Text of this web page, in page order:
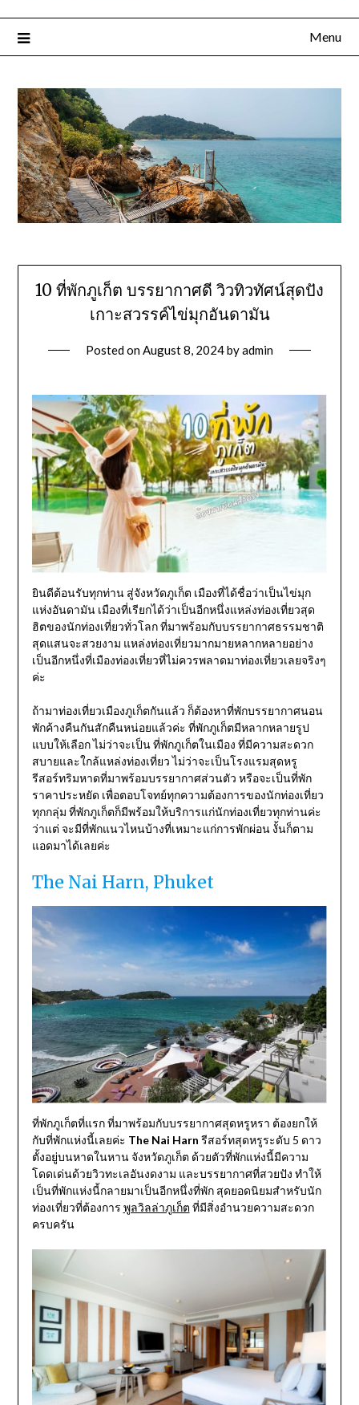
Menu
10 ที่พักภูเก็ต บรรยากาศดี วิวทิวทัศน์สุดปัง
เกาะสวรรค์ไข่มุกอันดามัน
Posted onAugust 8, 2024byadmin
ยินดีต้อนรับทุกท่าน สู่จังหวัดภูเก็ต เมืองที่ได้ชื่อว่าเป็นไข่มุก
แห่งอันดามัน เมืองที่เรียกได้ว่าเป็นอีกหนึ่งแหล่งท่องเที่ยวสุด
ฮิตของนักท่องเที่ยวทั่วโลก ที่มาพร้อมกับบรรยากาศธรรมชาติ
สุดแสนจะสวยงาม แหล่งท่องเที่ยวมากมายหลากหลายอย่าง
เป็นอีกหนึ่งที่เมืองท่องเที่ยวที่ไม่ควรพลาดมาท่องเที่ยวเลยจริงๆ
ค่ะ
ถ้ามาท่องเที่ยวเมืองภูเก็ตกันแล้ว ก็ต้องหาที่พักบรรยากาศนอน
พักค้างคืนกันสักคืนหน่อยแล้วค่ะ ที่พักภูเก็ตมีหลากหลายรูป
แบบให้เลือก ไม่ว่าจะเป็น ที่พักภูเก็ตในเมือง ที่มีความสะดวก
สบายและใกล้แหล่งท่องเที่ยว ไม่ว่าจะเป็นโรงแรมสุดหรู
รีสอร์ทริมหาดที่มาพร้อมบรรยากาศส่วนตัว หรือจะเป็นที่พัก
ราคาประหยัด เพื่อตอบโจทย์ทุกความต้องการของนักท่องเที่ยว
ทุกกลุ่ม ที่พักภูเก็ตก็มีพร้อมให้บริการแก่นักท่องเที่ยวทุกท่านค่ะ
ว่าแต่ จะมีที่พักแนวไหนบ้างที่เหมาะแก่การพักผ่อน งั้นก็ตาม
แอดมาได้เลยค่ะ
The Nai Harn, Phuket
ที่พักภูเก็ตที่แรก ที่มาพร้อมกับบรรยากาศสุดหรูหรา ต้องยกให้
กับที่พักแห่งนี้เลยค่ะ The Nai Harn รีสอร์ทสุดหรูระดับ 5 ดาว
ตั้งอยู่บนหาดในหาน จังหวัดภูเก็ต ด้วยตัวที่พักแห่งนี้มีความ
โดดเด่นด้วยวิวทะเลอันงดงาม และบรรยากาศที่สวยปัง ทำให้
เป็นที่พักแห่งนี้กลายมาเป็นอีกหนึ่งที่พัก สุดยอดนิยมสำหรับนัก
ท่องเที่ยวที่ต้องการ พูลวิลล่าภูเก็ต ที่มีสิ่งอำนวยความสะดวก
ครบครัน